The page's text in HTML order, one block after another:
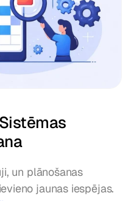
un plānošanas